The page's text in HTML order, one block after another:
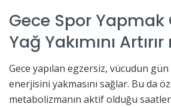
Gece Spor Yapmak
Yağ Yakımını Artırır
Gece yapılan egzersiz, vücudun
enerjisini yakmasını sağlar. Bu da
metabolizmanın aktif olduğu